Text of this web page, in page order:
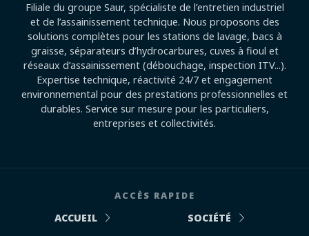
Filiale du groupe Saur, spécialiste de l’entretien industriel
et de l’assainissement technique. Nous proposons des
solutions complètes pour les stations de lavage, bacs à
graisse, séparateurs d’hydrocarbures, cuves à fioul et
réseaux d’assainissement (débouchage, inspection ITV...).
Expertise technique, réactivité 24/7 et engagement
environnemental pour des prestations professionnelles et
durables. Service sur mesure pour les particuliers,
entreprises et collectivités.
ACCÈS RAPIDE
ACCUEIL
SOCIÉTÉ